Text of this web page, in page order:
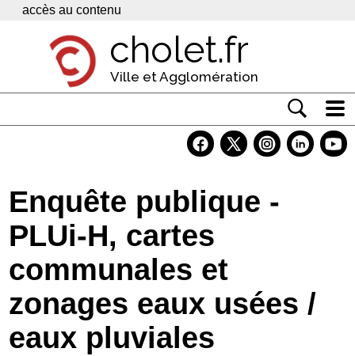
Panneau de gestion des cookies
accès au contenu
cholet.fr
Ville et Agglomération
Economie
Services
Contacts
Enquête publique -
PLUi-H, cartes
communales et
zonages eaux usées /
eaux pluviales